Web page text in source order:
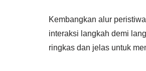
Kembangkan alur
interaksi langkah demi
ringkas dan jelas untuk